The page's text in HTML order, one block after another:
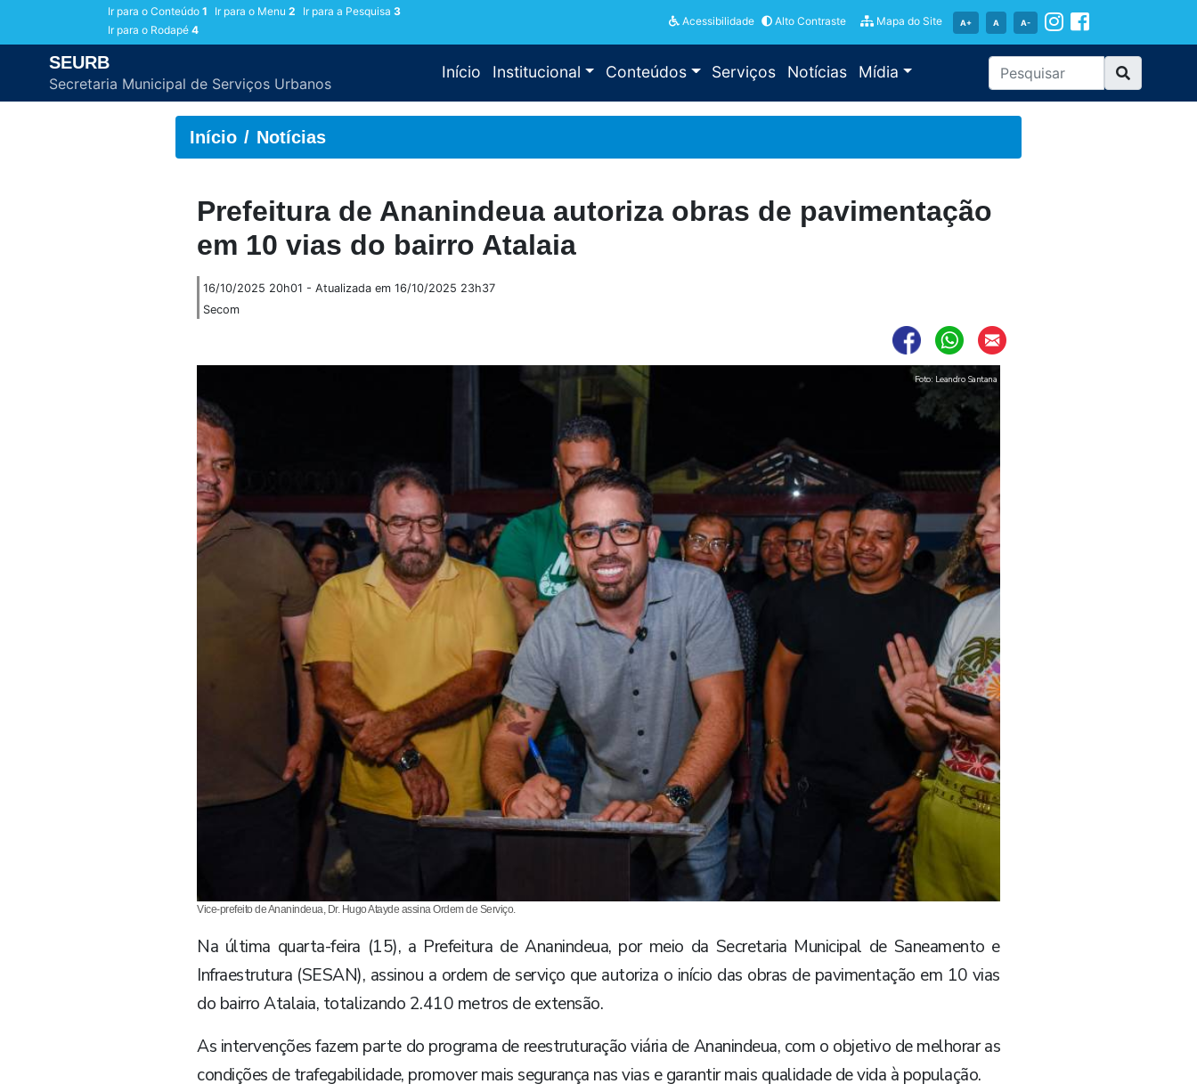
Ir para o Conteúdo 1 Ir para o Menu 2 Ir para a Pesquisa 3
Ir para o Rodapé 4
Acessibilidade Alto Contraste Mapa do Site A+ A A-
SEURB
Secretaria Municipal de Serviços Urbanos
Início Institucional Conteúdos Serviços Notícias Mídia
Início Notícias
Prefeitura de Ananindeua autoriza obras de pavimentação
em 10 vias do bairro Atalaia
16/10/2025 20h01 - Atualizada em 16/10/2025 23h37
Secom
Vice-prefeito de Ananindeua, Dr. Hugo Atayde assina Ordem de Serviço.
Foto: Leandro Santana
Na última quarta-feira (15), a Prefeitura de Ananindeua, por meio da Secretaria Municipal de Saneamento e
Infraestrutura (SESAN), assinou a ordem de serviço que autoriza o início das obras de pavimentação em 10 vias
do bairro Atalaia, totalizando 2.410 metros de extensão.
As intervenções fazem parte do programa de reestruturação viária de Ananindeua, com o objetivo de melhorar as
condições de trafegabilidade, promover mais segurança nas vias e garantir mais qualidade de vida à população.